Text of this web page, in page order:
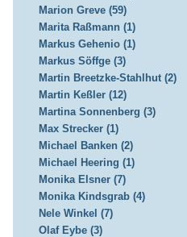
Marion Greve (59)
Marita Raßmann (1)
Markus Gehenio (1)
Markus Söffge (3)
Martin Breetzke-Stahlhut (2)
Martin Keßler (12)
Martina Sonnenberg (3)
Max Strecker (1)
Michael Banken (2)
Michael Heering (1)
Monika Elsner (7)
Monika Kindsgrab (4)
Nele Winkel (7)
Olaf Eybe (3)